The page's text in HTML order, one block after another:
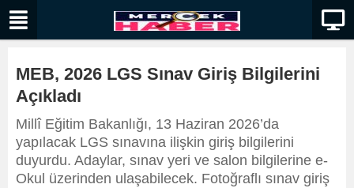
MEB, 2026 LGS Sınav Giriş Bilgilerini
Açıkladı
Millî Eğitim Bakanlığı, 13 Haziran 2026’da
yapılacak LGS sınavına ilişkin giriş bilgilerini
duyurdu. Adaylar, sınav yeri ve salon bilgilerine e-
Okul üzerinden ulaşabilecek. Fotoğraflı sınav giriş